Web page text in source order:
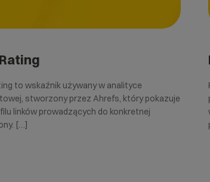
to wskaźnik używany w analityce
stworzony przez Ahrefs, który pokazuje
linków prowadzących do konkretnej
[…]